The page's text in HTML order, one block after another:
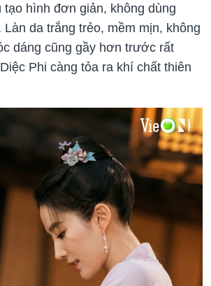
tạo hình đơn giản, không dùng
da trắng trẻo, mềm mịn, không
dáng cũng gầy hơn trước rất
Phi càng tỏa ra khí chất thiên